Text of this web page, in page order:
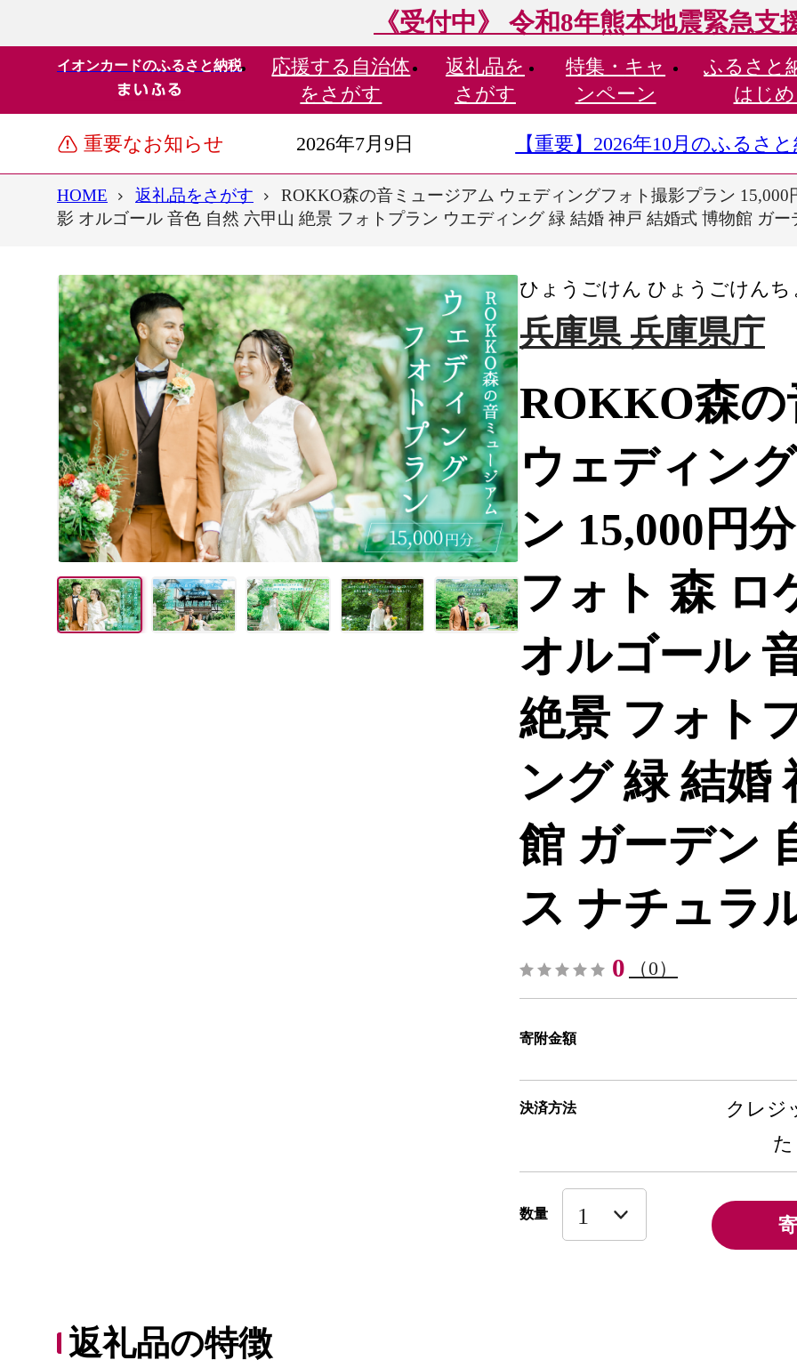
《受付中》 令和8年熊本地震緊急支
イオンカードのふるさと納税 応援する 自治体
をさがす
返礼品を
さがす
特集・ キャ
ンペーン
ふるさと
はじ
重要なお知らせ 2026年7月9日 【重要】2026年10月のふるさ
HOME 返礼品をさがす
ROKKO森の音ミュージアム ウェディングフォト撮影プラン
影 オルゴール 音色 自然 六甲山 絶景 フォトプラン ウエディング 緑 結婚 神戸 結婚式 博物館 ガ
ひょうごけん ひょうごけんち
兵庫県 兵庫県庁
ROKKO森
ウェディン
ン 15,000円
フォト 森 ロ
オルゴール
絶景 フォト
ング 緑 結婚
館 ガーデン
ス ナチュラ
0 （0）
寄附金額
決済方法
クレジ
数量
返礼品の特徴